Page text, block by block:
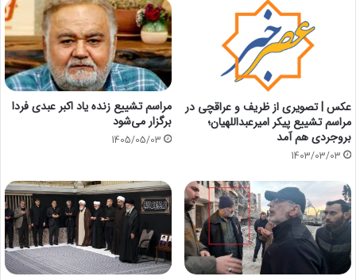
عکس | تصویری از ظریف و عراقچی در
مراسم تشییع پیکر امیرعبداللهیان؛
بروجردی هم آمد
1403/03/03
مراسم تشییع زنده یاد اکبر عبدی فردا
برگزار می‌شود
1405/05/03